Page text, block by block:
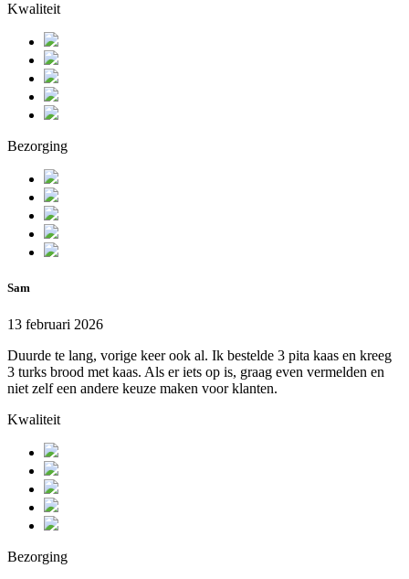
Kwaliteit
Bezorging
Sam
13 februari 2026
Duurde te lang, vorige keer ook al. Ik bestelde 3 pita kaas en kreeg
3 turks brood met kaas. Als er iets op is, graag even vermelden en
niet zelf een andere keuze maken voor klanten.
Kwaliteit
Bezorging